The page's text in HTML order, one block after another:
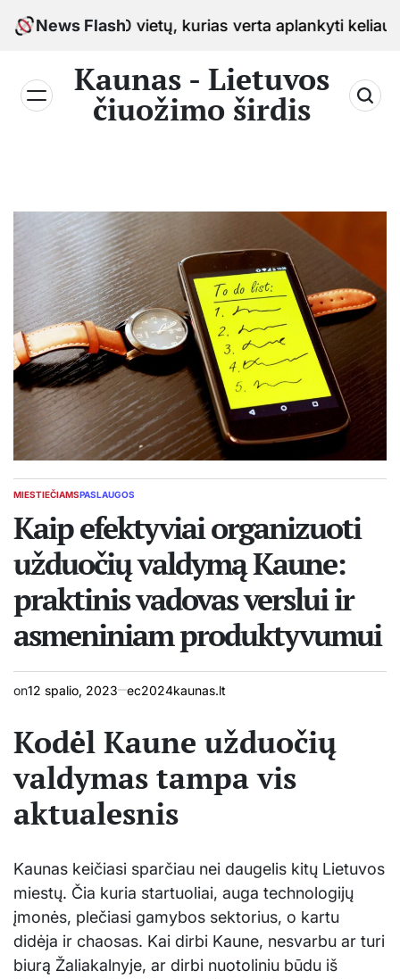
News Flash
10 vietų, kurias verta aplankyti keliaujant po
Kaunas - Lietuvos
čiuožimo širdis
POSTED
MIESTIEČIAMSPASLAUGOS
Kaip efektyviai organizuoti
užduočių valdymą Kaune:
praktinis vadovas verslui ir
asmeniniam produktyvumui
on12 spalio, 2023 ec2024kaunas.lt
Kodėl Kaune užduočių
valdymas tampa vis
aktualesnis
Kaunas keičiasi sparčiau nei daugelis kitų Lietuvos
miestų. Čia kuria startuoliai, auga technologijų
įmonės, plečiasi gamybos sektorius, o kartu
didėja ir chaosas. Kai dirbi Kaune, nesvarbu ar turi
biurą Žaliakalnyje, ar dirbi nuotoliniu būdu iš